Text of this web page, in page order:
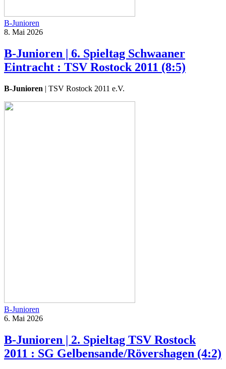
B-Junioren
8. Mai 2026
B-Junioren | 6. Spieltag Schwaaner
Eintracht : TSV Rostock 2011 (8:5)
B-Junioren | TSV Rostock 2011 e.V.
B-Junioren
6. Mai 2026
B-Junioren | 2. Spieltag TSV Rostock
2011 : SG Gelbensande/​Rövershagen (4:2)